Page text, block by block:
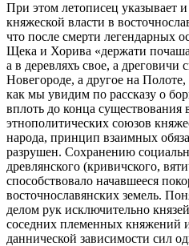
При этом летописец указывает
княжеской власти в
что после смерти легендарных
Щека и Хорива «держати
а в деревляхъ свое, а дреговичи
Новегороде, а другое на
как мы увидим по рассказу о
вплоть до конца существования
этнополитических союзов
народа, принцип взаимных
разрушен. Сохранению
древлянского (кривичского,
способствовало начавшееся
восточнославянских земель.
делом рук исключительно
соседних племенных княжений
даннической зависимости сил